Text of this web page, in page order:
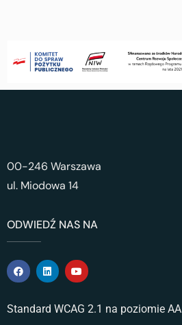
00-246 Warszawa
ul. Miodowa 14
ODWIEDŹ NAS NA
Standard WCAG 2.1 na poziomie AA